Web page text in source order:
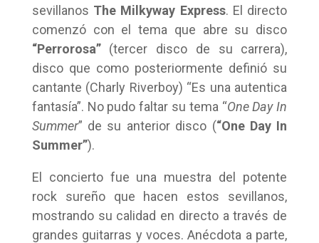
sevillanos The Milkyway Express. El directo
comenzó con el tema que abre su disco
“Perrorosa”(tercer disco de su carrera),
disco que como posteriormente definió su
cantante (Charly Riverboy) “Es una autentica
fantasía”. No pudo faltar su tema “One Day In
Summer” de su anterior disco (“One Day In
Summer”).
El concierto fue una muestra del potente
rock sureño que hacen estos sevillanos,
mostrando su calidad en directo a través de
grandes guitarras y voces. Anécdota a parte,